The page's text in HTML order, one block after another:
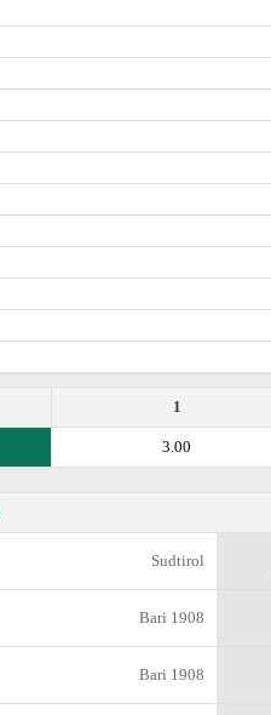
1
3.00
Sudtirol
Bari 1908
Bari 1908